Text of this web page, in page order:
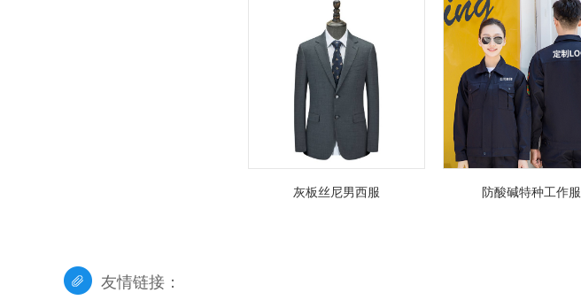
灰板丝尼男西服 防酸碱特种工作服
友情链接：